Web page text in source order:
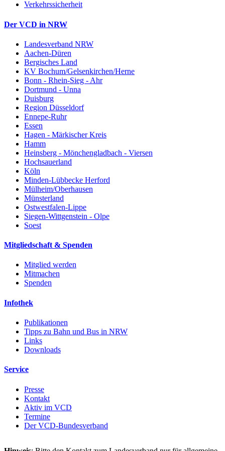
Verkehrssicherheit
Der VCD in NRW
Landesverband NRW
Aachen-Düren
Bergisches Land
KV Bochum/Gelsenkirchen/Herne
Bonn - Rhein-Sieg - Ahr
Dortmund - Unna
Duisburg
Region Düsseldorf
Ennepe-Ruhr
Essen
Hagen - Märkischer Kreis
Hamm
Heinsberg - Mönchengladbach - Viersen
Hochsauerland
Köln
Minden-Lübbecke Herford
Mülheim/Oberhausen
Münsterland
Ostwestfalen-Lippe
Siegen-Wittgenstein - Olpe
Soest
Mitgliedschaft & Spenden
Mitglied werden
Mitmachen
Spenden
Infothek
Publikationen
Tipps zu Bahn und Bus in NRW
Links
Downloads
Service
Presse
Kontakt
Aktiv im VCD
Termine
Der VCD-Bundesverband